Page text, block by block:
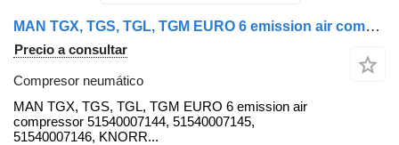
MAN TGX, TGS, TGL, TGM EURO 6 emission air compressor 51540007144, 5 MAN compresor neumático para MAN TGX, TGS cabeza tractora
Precio a consultar
Compresor neumático
MAN TGX, TGS, TGL, TGM EURO 6 emission air
compressor 51540007144, 51540007145,
51540007146, KNORR...